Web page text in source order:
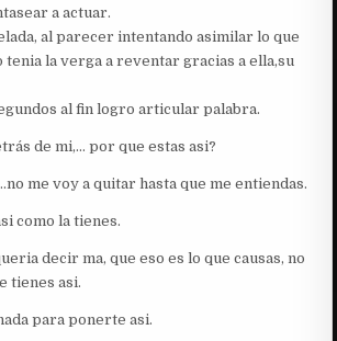
a actuar.
al parecer intentando asimilar lo que
tenia la verga a reventar gracias a ella,su
al fin logro articular palabra.
de mi,… por que estas asi?
me voy a quitar hasta que me entiendas.
como la tienes.
decir ma, que eso es lo que causas, no
tienes asi.
para ponerte asi.